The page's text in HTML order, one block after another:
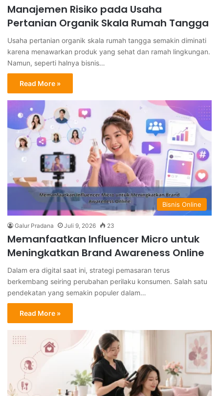
Manajemen Risiko pada Usaha
Pertanian Organik Skala Rumah Tangga
Usaha pertanian organik skala rumah tangga semakin diminati
karena menawarkan produk yang sehat dan ramah lingkungan.
Namun, seperti halnya bisnis…
Read More »
Bisnis Online
Galur Pradana Juli 9, 2026 23
Memanfaatkan Influencer Micro untuk
Meningkatkan Brand Awareness Online
Dalam era digital saat ini, strategi pemasaran terus
berkembang seiring perubahan perilaku konsumen. Salah satu
pendekatan yang semakin populer dalam…
Read More »